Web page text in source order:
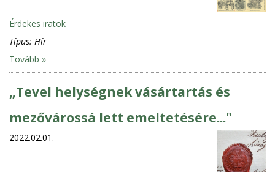
Érdekes iratok
Típus: Hír
Tovább »
„Tevel helységnek vásártartás és
mezővárossá lett emeltetésére..."
2022.02.01.